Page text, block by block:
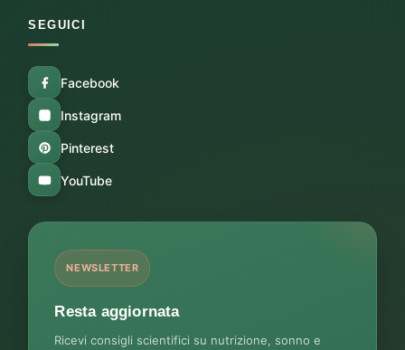
SEGUICI
Facebook
Instagram
Pinterest
YouTube
NEWSLETTER
Resta aggiornata
Ricevi consigli scientifici su nutrizione, sonno e